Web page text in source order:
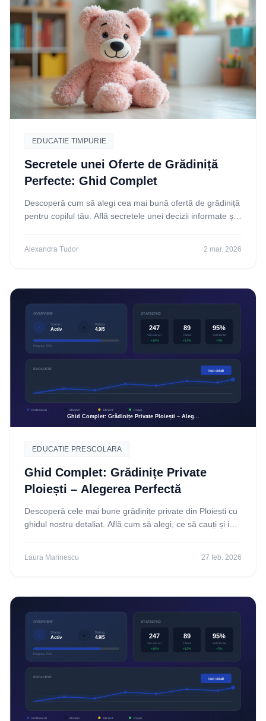
EDUCATIE TIMPURIE
Secretele unei Oferte de Grădiniță
Perfecte: Ghid Complet
Descoperă cum să alegi cea mai bună ofertă de grădiniță
pentru copilul tău. Află secretele unei decizii informate și
Alexandra Tudor 2 mar. 2026
EDUCATIE PRESCOLARA
Ghid Complet: Grădinițe Private
Ploiești – Alegerea Perfectă
Descoperă cele mai bune grădinițe private din Ploiești cu
ghidul nostru detaliat. Află cum să alegi, ce să cauți și ia
Laura Marinescu 27 feb. 2026